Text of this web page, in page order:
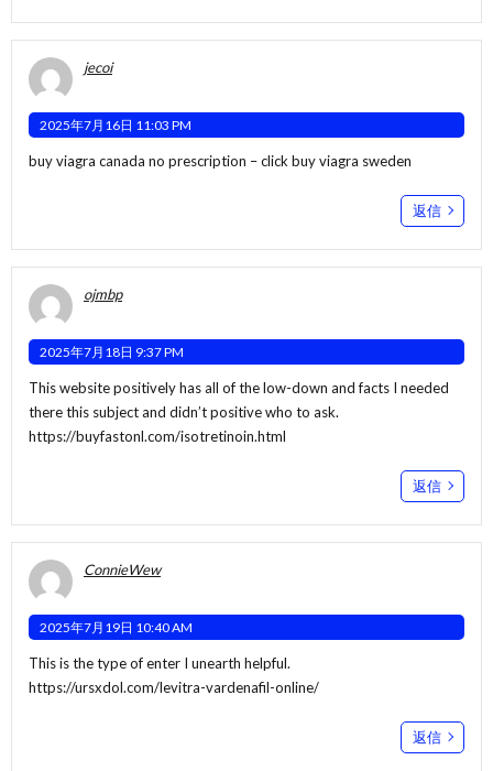
jecoi
2025年7月16日 11:03 PM
buy viagra canada no prescription –click buy viagra sweden
返信
ojmbp
2025年7月18日 9:37 PM
This website positively has all of the low-down and facts I needed
there this subject and didn’t positive who to ask.
https://buyfastonl.com/isotretinoin.html
返信
ConnieWew
2025年7月19日 10:40 AM
This is the type of enter I unearth helpful.
https://ursxdol.com/levitra-vardenafil-online/
返信